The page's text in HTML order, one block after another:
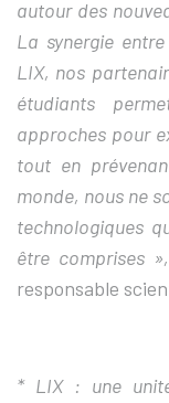
autour des
La synergie
LIX, nos
étudiants
approches pour
tout en
monde, nous ne
technologiques
être comprises »,
responsable
* LIX : une